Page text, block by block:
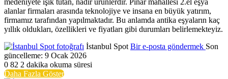
medeniyete ışık tutan, nadir ürünlerdir. Pınar mahallesi 2.el eşya
alanlar firmaları arasında teknolojiye ve insana en büyük yatırım,
firmamız tarafından yapılmaktadır. Bu anlamda antika eşyaların kaç
yıllık oldukları, özellikleri ve fiyatları gibi durumları belirlemekteyiz.
İstanbul Spot Bir e-posta göndermek Son
güncelleme: 9 Ocak 2026
0 82 2 dakika okuma süresi
Daha Fazla Göster